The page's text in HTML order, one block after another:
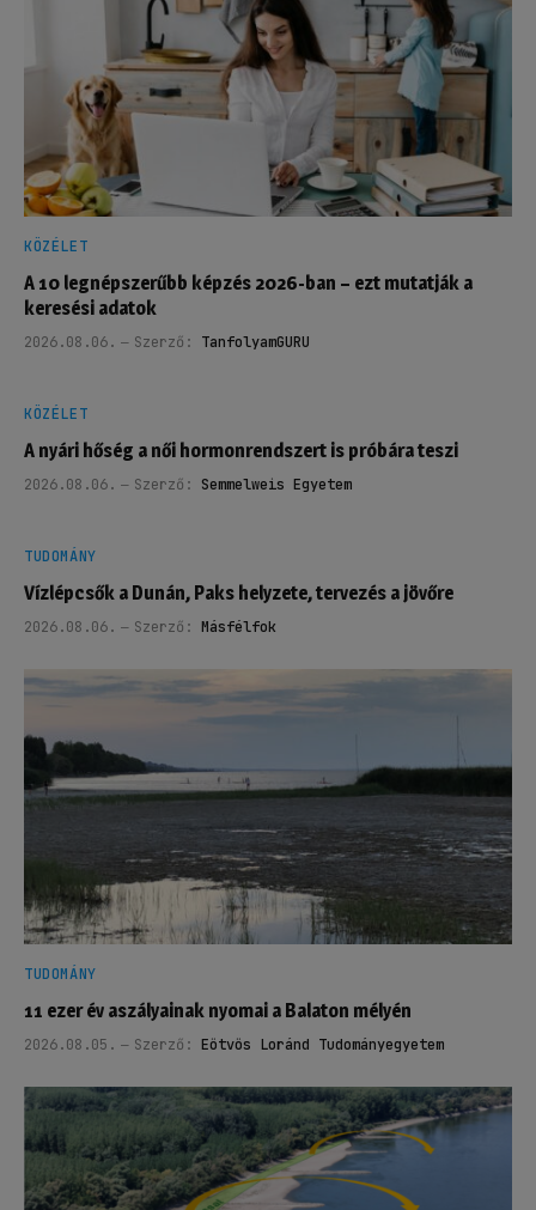
KÖZÉLET
A 10 legnépszerűbb képzés 2026-ban – ezt mutatják a
keresési adatok
2026.08.06. Szerző: TanfolyamGURU
KÖZÉLET
A nyári hőség a női hormonrendszert is próbára teszi
2026.08.06. Szerző: Semmelweis Egyetem
TUDOMÁNY
Vízlépcsők a Dunán, Paks helyzete, tervezés a jövőre
2026.08.06. Szerző: Másfélfok
TUDOMÁNY
11 ezer év aszályainak nyomai a Balaton mélyén
2026.08.05. Szerző: Eötvös Loránd Tudományegyetem